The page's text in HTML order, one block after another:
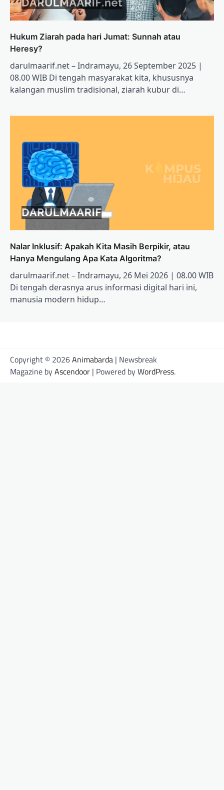
Hukum Ziarah pada hari Jumat: Sunnah atau
Heresy?
darulmaarif.net – Indramayu, 26 September 2025 |
08.00 WIB Di tengah masyarakat kita, khususnya
kalangan muslim tradisional, ziarah kubur di…
Nalar Inklusif: Apakah Kita Masih Berpikir, atau
Hanya Mengulang Apa Kata Algoritma?
darulmaarif.net – Indramayu, 26 Mei 2026 | 08.00 WIB
Di tengah derasnya arus informasi digital hari ini,
manusia modern hidup…
Copyright © 2026Animabarda | Newsbreak
Magazine byAscendoor | Powered byWordPress.